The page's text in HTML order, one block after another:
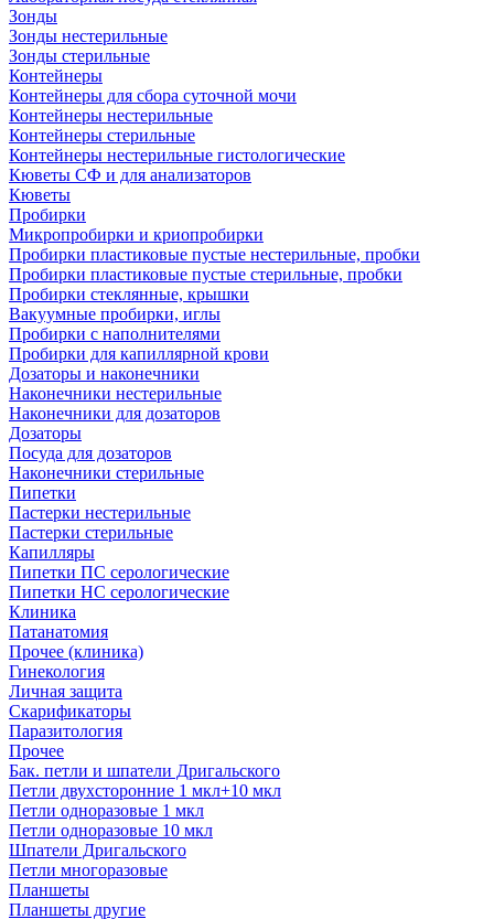
Зонды
Зонды нестерильные
Зонды стерильные
Контейнеры
Контейнеры для сбора суточной мочи
Контейнеры нестерильные
Контейнеры стерильные
Контейнеры нестерильные гистологические
Кюветы СФ и для анализаторов
Кюветы
Пробирки
Микропробирки и криопробирки
Пробирки пластиковые пустые нестерильные, пробки
Пробирки пластиковые пустые стерильные, пробки
Пробирки стеклянные, крышки
Вакуумные пробирки, иглы
Пробирки с наполнителями
Пробирки для капиллярной крови
Дозаторы и наконечники
Наконечники нестерильные
Наконечники для дозаторов
Дозаторы
Посуда для дозаторов
Наконечники стерильные
Пипетки
Пастерки нестерильные
Пастерки стерильные
Капилляры
Пипетки ПС серологические
Пипетки НС серологические
Клиника
Патанатомия
Прочее (клиника)
Гинекология
Личная защита
Скарификаторы
Паразитология
Прочее
Бак. петли и шпатели Дригальского
Петли двухсторонние 1 мкл+10 мкл
Петли одноразовые 1 мкл
Петли одноразовые 10 мкл
Шпатели Дригальского
Петли многоразовые
Планшеты
Планшеты другие